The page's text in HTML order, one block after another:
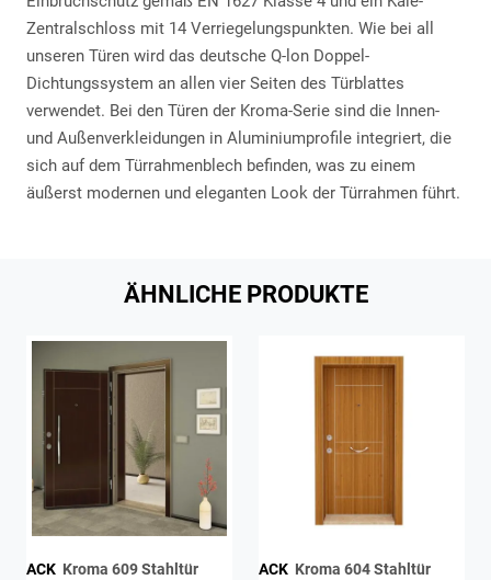
Zentralschloss mit 14 Verriegelungspunkten. Wie bei all
unseren Türen wird das deutsche Q-lon Doppel-
Dichtungssystem an allen vier Seiten des Türblattes
verwendet. Bei den Türen der Kroma-Serie sind die Innen-
und Außenverkleidungen in Aluminiumprofile integriert, die
sich auf dem Türrahmenblech befinden, was zu einem
äußerst modernen und eleganten Look der Türrahmen führt.
ÄHNLICHE PRODUKTE
ACK ACK